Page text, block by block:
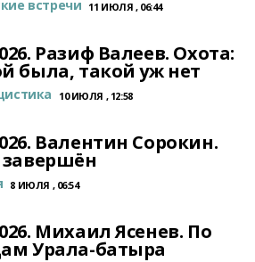
встречи 11 ИЮЛЯ , 06:44
Разиф Валеев. Охота:
была, такой уж нет
10 ИЮЛЯ , 12:58
Валентин Сорокин.
завершён
8 ИЮЛЯ , 06:54
Михаил Ясенев. По
Урала-батыра